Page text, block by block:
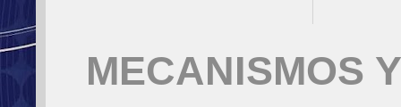
MECANISMOS